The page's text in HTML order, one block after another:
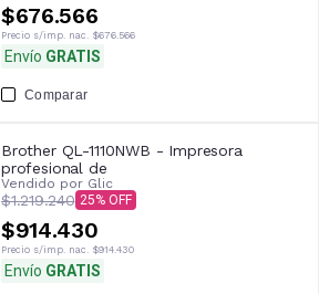
$676.566
Precio s/imp. nac. $676.566
Envío GRATIS
Comparar
Brother QL-1110NWB - Impresora
profesional de
Vendido por Glic
$1.219.240 25
$914.430
Precio s/imp. nac. $914.430
Envío GRATIS